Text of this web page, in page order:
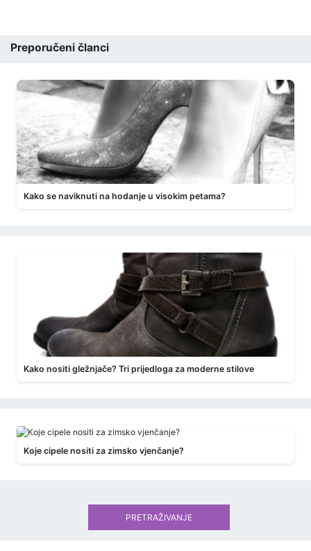
Preporučeni članci
Kako se naviknuti na hodanje u visokim petama?
Kako nositi gležnjače? Tri prijedloga za moderne stilove
Koje cipele nositi za zimsko vjenčanje?
PRETRAŽIVANJE